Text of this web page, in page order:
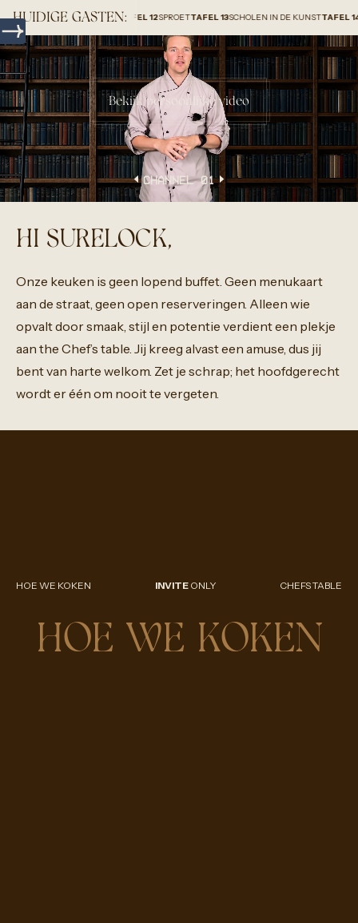
HUIDIGE GASTEN:
HOLLAND B.V. TAFEL 12SPROETTAFEL 13SCHOLEN IN DE KUNST TAFEL 14HOMEUP
Bekijk persoonlijke video
CHANNEL 01
HI SURELOCK,
Onze keuken is geen lopend buffet. Geen menukaart
aan de straat, geen open reserveringen. Alleen wie
opvaltdoorsmaak, stijl en potentie verdienteen plekje
aan the Chef’s table. Jij kreeg alvasteen amuse, dus jij
bentvan harte welkom. Zet je schrap; het hoofdgerecht
wordteréén om nooitte vergeten.
HOE WE KOKEN INVITEONLY CHEFS TABLE
HOE WE KOKEN